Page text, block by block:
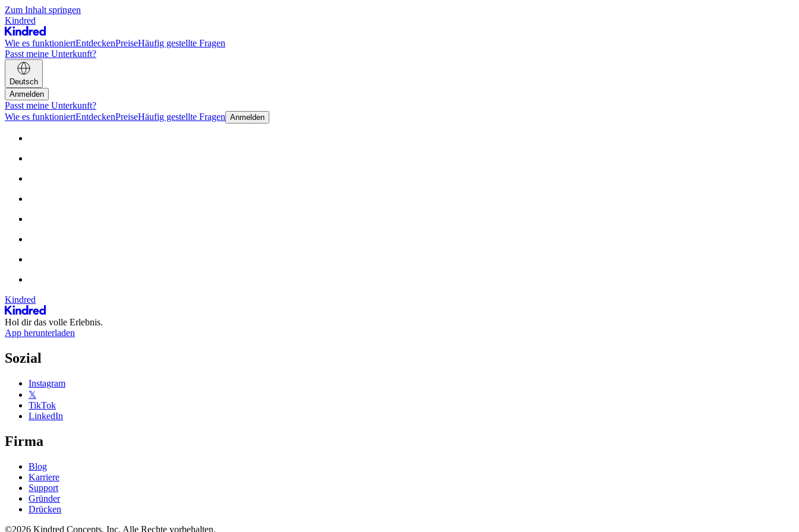
Zum Inhalt springen
Kindred
Wie es funktioniertEntdeckenPreiseHäufig gestellte Fragen
Passt meine Unterkunft?
Deutsch
Anmelden
Passt meine Unterkunft?
Wie es funktioniertEntdeckenPreiseHäufig gestellte Fragen Anmelden
Kindred
Hol dir das volle Erlebnis.
App herunterladen
Sozial
Instagram
𝕏
TikTok
LinkedIn
Firma
Blog
Karriere
Support
Gründer
Drücken
©2026 Kindred Concepts, Inc. Alle Rechte vorbehalten.